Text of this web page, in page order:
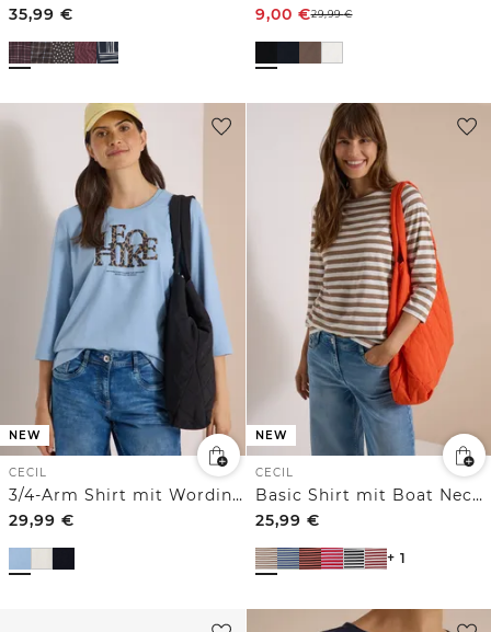
35,99 €
9,00 €29,99€
NEW
CECIL
3/4-Arm Shirt mit Wording im Leo-Look
29,99 €
NEW
CECIL
Basic Shirt mit Boat Neck und Streifen
25,99 €
+ 1